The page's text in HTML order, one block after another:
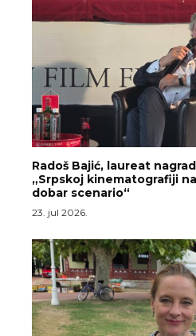
Radoš Bajić, laureat
„Srpskoj kinematografiji
dobar scenario“
23. jul 2026.